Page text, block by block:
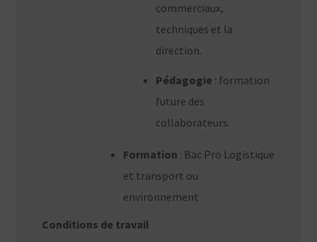
commerciaux,
techniques et la
direction.
Pédagogie : formation
future des
collaborateurs.
Formation : Bac Pro Logistique
et transport ou
environnement
Conditions de travail